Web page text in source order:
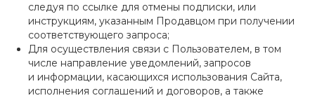
следуя по ссылке для отмены подписки, или
инструкциям, указанным Продавцом при получении
соответствующего запроса;
Для осуществления связи с Пользователем, в том
числе направление уведомлений, запросов
и информации, касающихся использования Сайта,
исполнения соглашений и договоров, а также